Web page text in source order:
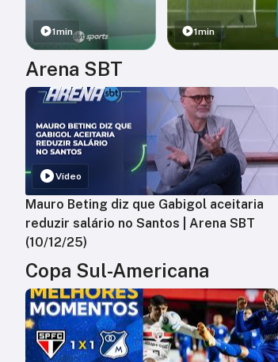
1min 1min
Arena SBT
Vídeo
Mauro Beting diz que Gabigol aceitaria
reduzir salário no Santos | Arena SBT
(10/12/25)
Copa Sul-Americana